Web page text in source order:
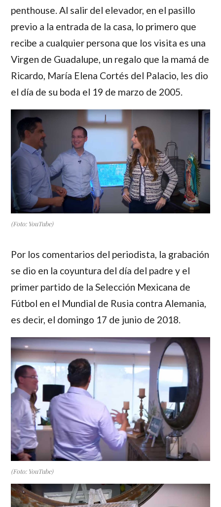
penthouse. Al salir del elevador, en el pasillo
previo a la entrada de la casa, lo primero que
recibe a cualquier persona que los visita es una
Virgen de Guadalupe, un regalo que la mamá de
Ricardo, María Elena Cortés del Palacio, les dio
el día de su boda el 19 de marzo de 2005.
(Foto: YouTube)
Por los comentarios del periodista, la grabación
se dio en la coyuntura del día del padre y el
primer partido de la Selección Mexicana de
Fútbol en el Mundial de Rusia contra Alemania,
es decir, el domingo 17 de junio de 2018.
(Foto: YouTube)